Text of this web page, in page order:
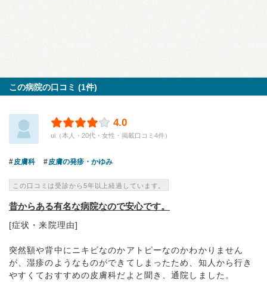
この病院の口コミ (1件)
4.0
ui（本人・20代・女性・掲載口コミ4件）
皮膚科 皮膚の発疹・かゆみ
この口コミは受診から5年以上経過しています。
昔からある有名な病院なので安心です。
[症状・来院理由]
突然額や背中にニキビなのかアトピーなのかわかりません
が、湿疹のようなものができてしまったため、知人から行き
やすくておすすめの皮膚科だよと聞き、通院しました。